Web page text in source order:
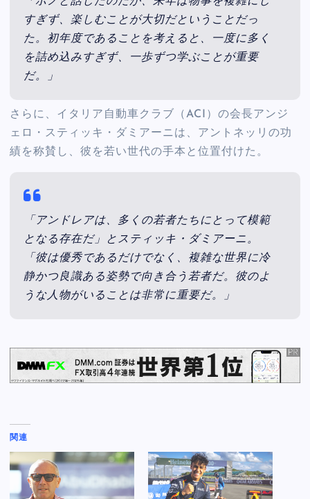
すぎず、楽しむことが大切だということだっ
た。初年度であることを考えると、一度に多く
を詰め込みすぎず、一歩ずつ学ぶことが重要
だ。」
さらに、イタリア自動車クラブ（ACI）の会長アンジ
ェロ・スティッキ・ダミアーニは、アントネッリの功
績を称賛し、彼を若い世代の手本と位置付けた。
「アンドレアは、多くの若者たちにとって模範
となる存在だ」とスティッキ・ダミアーニ。
「彼は優秀であるだけでなく、複雑な世界に冷
静かつ良識ある姿勢で向き合う若者だ。彼のよ
うな人物がいることは非常に重要だ。」
関連